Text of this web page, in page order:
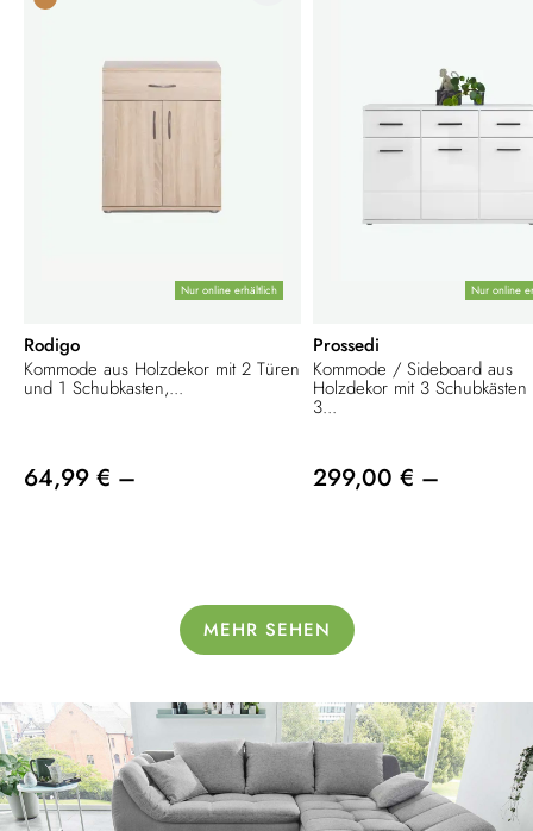
Nur online erhältlich
Rodigo
Kommode aus Holzdekor mit 2 Türen
und 1 Schubkasten,...
64,99 € –
Nur online
Prossedi
Kommode / Sideboard aus
Holzdekor mit 3
3...
299,00 € –
MEHR SEHEN